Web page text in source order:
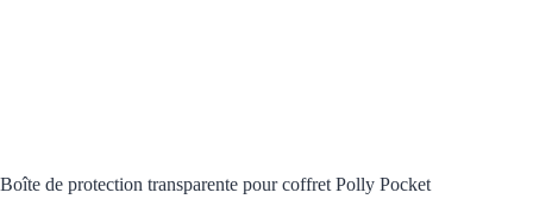
Boîte de protection transparente pour coffret Polly Pocket